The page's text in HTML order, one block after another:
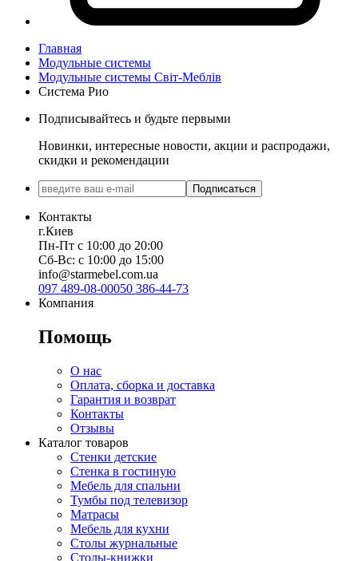
Главная
Модульные системы
Модульные системы Світ-Meблів
Система Рио
Подписывайтесь и будьте первыми
Новинки, интересные новости, акции и распродажи,
скидки и рекомендации
Подписаться
Контакты
г.Киев
Пн-Пт с 10:00 до 20:00
Сб-Вс: с 10:00 до 15:00
info@starmebel.com.ua
097 489-08-00050 386-44-73
Компания
Помощь
О нас
Оплата, сборка и доставка
Гарантия и возврат
Контакты
Отзывы
Каталог товаров
Стенки детские
Стенка в гостиную
Мебель для спальни
Тумбы под телевизор
Матрасы
Мебель для кухни
Столы журнальные
Столы-книжки